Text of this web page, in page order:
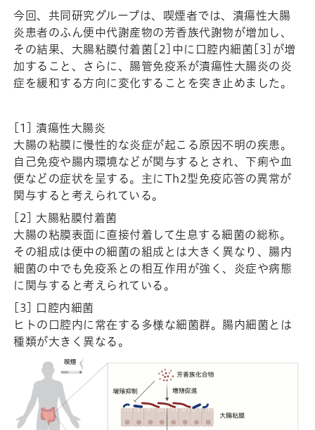
今回、共同研究グループは、喫煙者では、潰瘍性大腸
炎患者のふん便中代謝産物の芳香族代謝物が増加し、
その結果、大腸粘膜付着菌[2]中に口腔内細菌[3]が増
加すること、さらに、腸管免疫系が潰瘍性大腸炎の炎
症を緩和する方向に変化することを突き止めました。
[1] 潰瘍性大腸炎
大腸の粘膜に慢性的な炎症が起こる原因不明の疾患。
自己免疫や腸内環境などが関与するとされ、下痢や血
便などの症状を呈する。主にTh2型免疫応答の異常が
関与すると考えられている。
[2] 大腸粘膜付着菌
大腸の粘膜表面に直接付着して生息する細菌の総称。
その組成は便中の細菌の組成とは大きく異なり、腸内
細菌の中でも免疫系との相互作用が強く、炎症や病態
に関与すると考えられている。
[3] 口腔内細菌
ヒトの口腔内に常在する多様な細菌群。腸内細菌とは
種類が大きく異なる。